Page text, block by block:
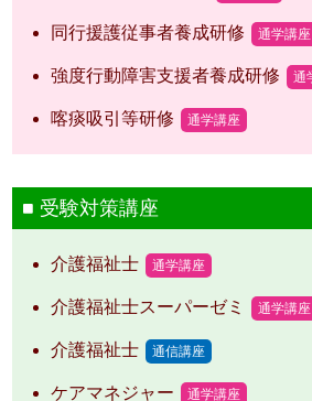
同行援護従事者養成研修 通学講座
強度行動障害支援者養成研修 通
喀痰吸引等研修 通学講座
受験対策講座
介護福祉士 通学講座
介護福祉士スーパーゼミ 通学講座
介護福祉士 通信講座
ケアマネジャー 通学講座